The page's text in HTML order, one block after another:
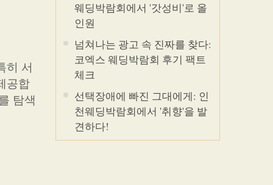
히 서
공합
탐색
웨딩박람회에서 '갓성비'로 올
인원
넘쳐나는 광고 속 진짜를 찾다:
코엑스 웨딩박람회 후기 팩트
체크
선택장애에 빠진 그대에게: 인
천웨딩박람회에서 '취향'을 발
견하다!